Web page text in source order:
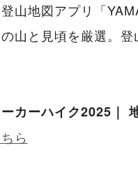
山地図アプリ「
山と見頃を厳選。
カーハイク2025｜
ら